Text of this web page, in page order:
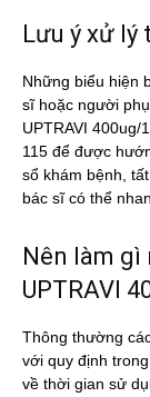
Lưu ý xử lý
Những biểu hiện
sĩ hoặc người
UPTRAVI 400ug/
115 để được
sổ khám bệnh,
bác sĩ có thể
Nên làm gì
UPTRAVI
Thông thường
với quy định
về thời gian sử